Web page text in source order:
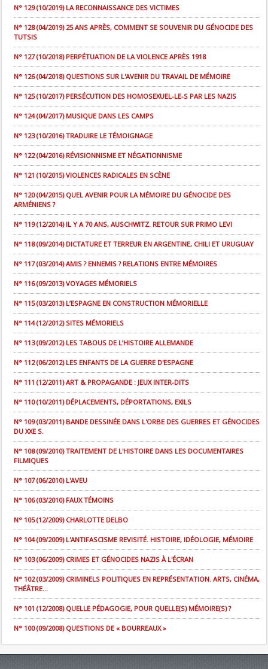
N° 129 (10/2019) LA RECONNAISSANCE DES VICTIMES
N° 128 (04/2019) 25 ANS APRÈS, COMMENT SE SOUVENIR DU GÉNOCIDE DES
TUTSIS
N° 127 (10/2018) PERPÉTUATION DE LA VIOLENCE APRÈS 1918
N° 126 (04/2018) QUESTIONS SUR L'AVENIR DU TRAVAIL DE MÉMOIRE
N° 125 (10/2017) PERSÉCUTION DES HOMOSEXUEL-LE-S PAR LES NAZIS
N° 124 (04/2017) MUSIQUE DANS LES CAMPS
N° 123 (10/2016) TRADUIRE LE TÉMOIGNAGE
N° 122 (04/2016) RÉVISIONNISME ET NÉGATIONNISME
N° 121 (10/2015) VIOLENCES RADICALES EN SCÈNE
N° 120 (04/2015) QUEL AVENIR POUR LA MÉMOIRE DU GÉNOCIDE DES
ARMÉNIENS ?
N° 119 (12/2014) IL Y A 70 ANS, AUSCHWITZ. RETOUR SUR PRIMO LEVI
N° 118 (09/2014) DICTATURE ET TERREUR EN ARGENTINE, CHILI ET URUGUAY
N° 117 (03/2014) AMIS ? ENNEMIS ? RELATIONS ENTRE MÉMOIRES
N° 116 (09/2013) VOYAGES MÉMORIELS
N° 115 (03/2013) L’ESPAGNE EN CONSTRUCTION MÉMORIELLE
N° 114 (12/2012) SITES MÉMORIELS
N° 113 (09/2012) LES TABOUS DE L’HISTOIRE ALLEMANDE
N° 112 (06/2012) LES ENFANTS DE LA GUERRE D'ESPAGNE
N° 111 (12/2011) ART & PROPAGANDE : JEUX INTER-DITS
N° 110 (10/2011) DÉPLACEMENTS, DÉPORTATIONS, EXILS
N° 109 (03/2011) BANDE DESSINÉE DANS L'ORBE DES GUERRES ET GÉNOCIDES
DU XXE S.
N° 108 (09/2010) TRAITEMENT DE L'HISTOIRE DANS LES DOCUMENTAIRES
FILMIQUES
N° 107 (06/2010) L'AVEU
N° 106 (03/2010) FAUX TÉMOINS
N° 105 (12/2009) CHARLOTTE DELBO
N° 104 (09/2009) L'ANTIFASCISME REVISITÉ. HISTOIRE, IDÉOLOGIE, MÉMOIRE
N° 103 (06/2009) CRIMES ET GÉNOCIDES NAZIS À L'ÉCRAN
N° 102 (03/2009) CRIMINELS POLITIQUES EN REPRÉSENTATION. ARTS, CINÉMA,
THÉÂTRE...
N° 101 (12/2008) QUELLE PÉDAGOGIE, POUR QUELLE(S) MÉMOIRE(S) ?
N° 100 (09/2008) QUESTIONS DE « BOURREAUX »